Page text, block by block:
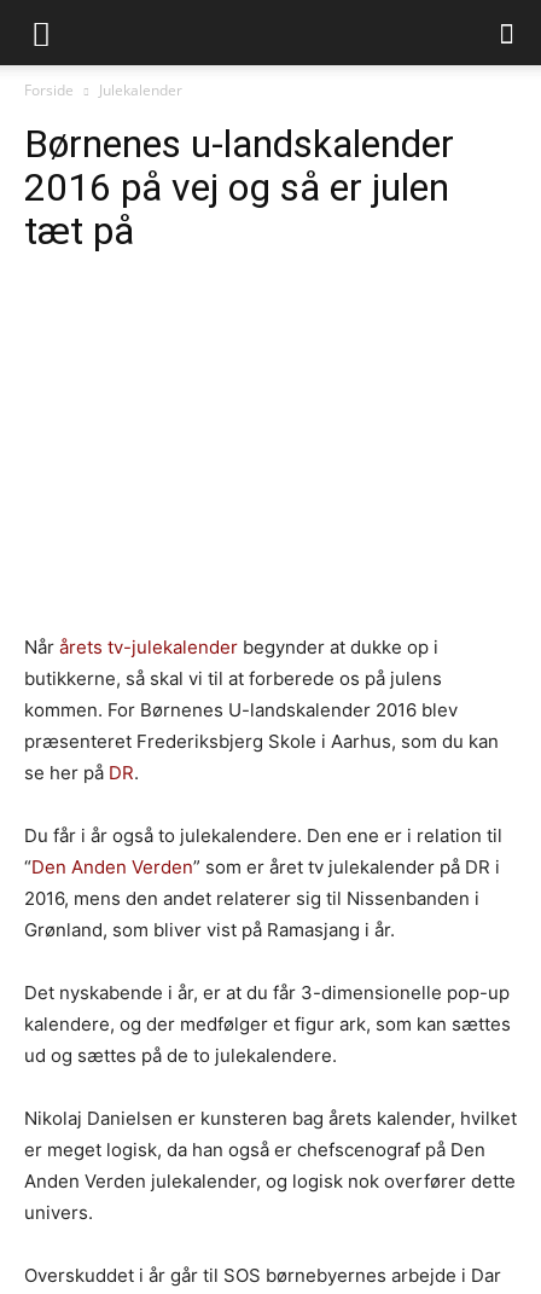
Juleliv.dk
Forside Julekalender
Børnenes u-landskalender
2016 på vej og så er julen
tæt på
Når årets tv-julekalender begynder at dukke op i
butikkerne, så skal vi til at forberede os på julens
kommen. For Børnenes U-landskalender 2016 blev
præsenteret Frederiksbjerg Skole i Aarhus, som du kan
se her på DR.
Du får i år også to julekalendere. Den ene er i relation til
“Den Anden Verden” som er året tv julekalender på DR i
2016, mens den andet relaterer sig til Nissenbanden i
Grønland, som bliver vist på Ramasjang i år.
Det nyskabende i år, er at du får 3-dimensionelle pop-up
kalendere, og der medfølger et figur ark, som kan sættes
ud og sættes på de to julekalendere.
Nikolaj Danielsen er kunsteren bag årets kalender, hvilket
er meget logisk, da han også er chefscenograf på Den
Anden Verden julekalender, og logisk nok overfører dette
univers.
Overskuddet i år går til SOS børnebyernes arbejde i Dar